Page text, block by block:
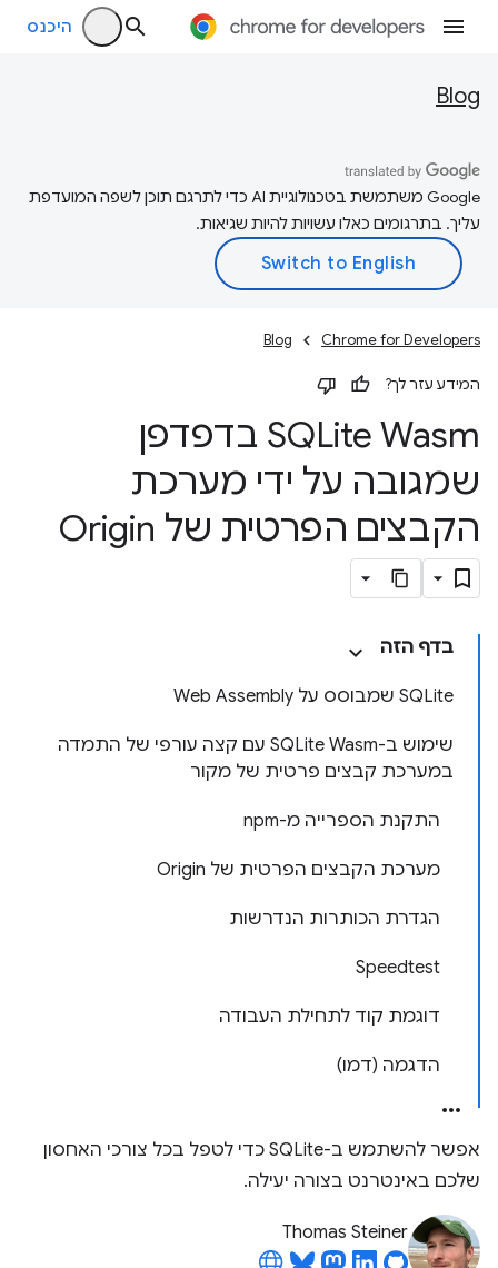
היכנס
Blog
‫Google משתמשת בטכנולוגיית AI כדי לתרגם תוכן לשפה המועדפת
עליך. בתרגומים כאלו עשויות להיות שגיאות.
Chrome for Developers
Blog
המידע עזר לך?
SQLite Wasm בדפדפן
שמגובה על ידי מערכת
הקבצים הפרטית של Origin
בדף הזה
‫SQLite שמבוסס על Web Assembly
שימוש ב-SQLite Wasm עם קצה עורפי של התמדה
במערכת קבצים פרטית של מקור
התקנת הספרייה מ-npm
מערכת הקבצים הפרטית של Origin
הגדרת הכותרות הנדרשות
Speedtest
דוגמת קוד לתחילת העבודה
הדגמה (דמו)
אפשר להשתמש ב-SQLite כדי לטפל בכל צורכי האחסון
שלכם באינטרנט בצורה יעילה.
Thomas Steiner